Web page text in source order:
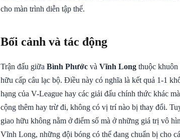
cho màn trình diễn tập thể.
Bối cảnh và tác động
Trận đấu giữa Bình Phước và Vĩnh Long thuộc khuôn
hữu cấp câu lạc bộ. Điều này có nghĩa là kết quả 1-1
hạng của V-League hay các giải đấu chính thức khác
cộng thêm hay trừ đi, không có vị trí nào bị thay đổi.
giao hữu không nằm ở điểm số mà ở những giá trị vô
Vĩnh Long, những đội bóng có thể đang chuẩn bị cho